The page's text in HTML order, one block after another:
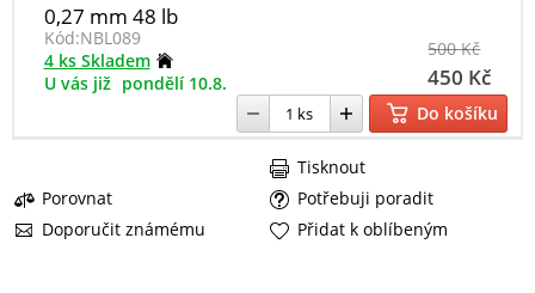
0,27 mm 48 lb
Kód:NBL089 500 Kč
450 Kč
4 ks Skladem
U vás již pondělí 10.8.
Do košíku
Porovnat
Potřebuji poradit
Doporučit známému
Tisknout
Přidat k oblíbeným